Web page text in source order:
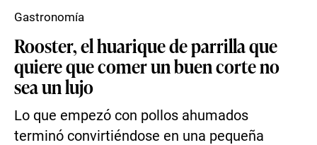
Rooster, el huarique de parrilla que
quiere que comer un buen corte no
sea un lujo
Lo que empezó con pollos ahumados
terminó convirtiéndose en una pequeña
Gastronomía